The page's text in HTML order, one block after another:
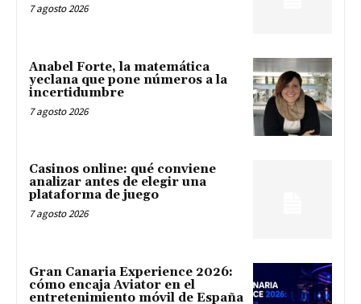
7 agosto 2026
Anabel Forte, la matemática
yeclana que pone números a la
incertidumbre
7 agosto 2026
Casinos online: qué conviene
analizar antes de elegir una
plataforma de juego
7 agosto 2026
Gran Canaria Experience 2026:
cómo encaja Aviator en el
entretenimiento móvil de España